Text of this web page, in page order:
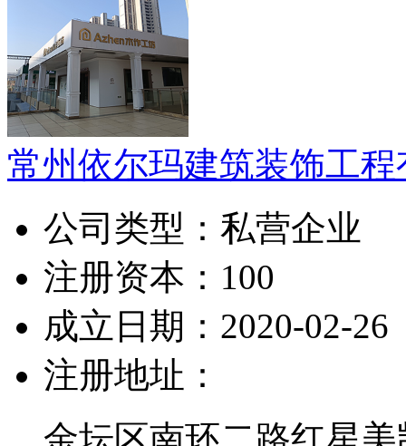
常州依尔玛建筑装饰工
公司类型： 私营企业
注册资本： 100
成立日期： 2020-02-26
注册地址：
金坛区南环二路红星